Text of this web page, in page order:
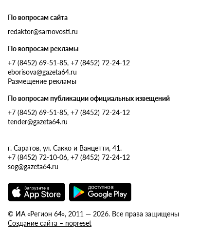
По вопросам сайта
redaktor@sarnovosti.ru
По вопросам рекламы
+7 (8452) 69-51-85, +7 (8452) 72-24-12
eborisova@gazeta64.ru
Размещение рекламы
По вопросам публикации официальных извещений
+7 (8452) 69-51-85, +7 (8452) 72-24-12
tender@gazeta64.ru
г. Саратов, ул. Сакко и Ванцетти, 41.
+7 (8452) 72-10-06, +7 (8452) 72-24-12
sog@gazeta64.ru
© ИА «Регион 64», 2011 — 2026. Все права защищены
Создание сайта – nopreset